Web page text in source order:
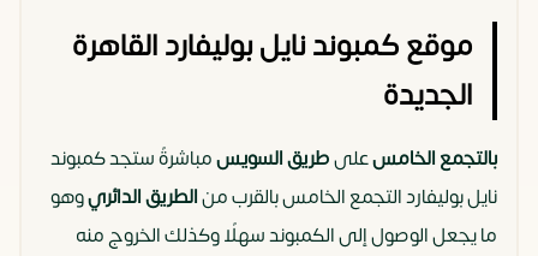
موقع كمبوند نايل بوليفارد القاهرة
الجديدة
بالتجمع الخامسعلىطريق السويسمباشرةً ستجد كمبوند
نايل بوليفارد التجمع الخامس بالقرب منالطريق الدائريوهو
ما يجعل الوصول إلى الكمبوند سهلًا وكذلك الخروج منه